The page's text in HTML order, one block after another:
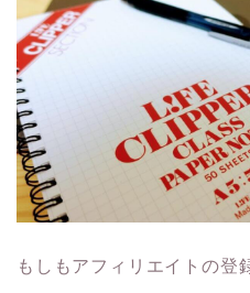
もしもアフィリエイトの登